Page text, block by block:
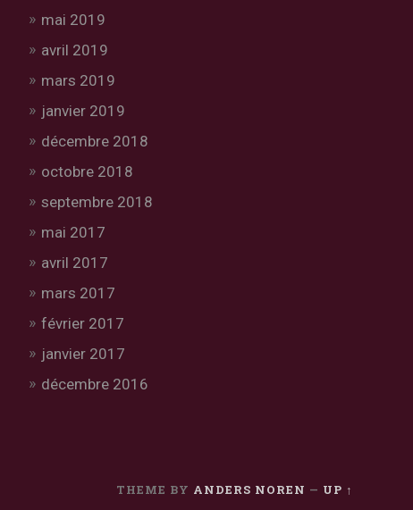
mai 2019
avril 2019
mars 2019
janvier 2019
décembre 2018
octobre 2018
septembre 2018
mai 2017
avril 2017
mars 2017
février 2017
janvier 2017
décembre 2016
THEME BY ANDERS NOREN — UP ↑